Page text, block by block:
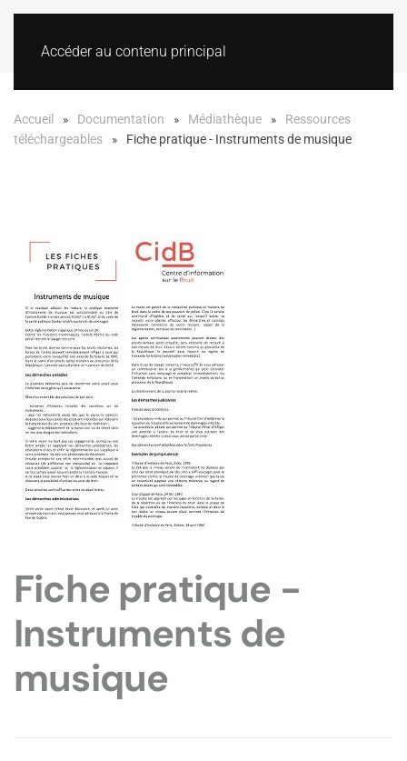
Accéder au contenu principal
Accueil Documentation Médiathèque
Ressources
téléchargeables
Fiche pratique - Instruments de musique
Fiche pratique -
Instruments de
musique